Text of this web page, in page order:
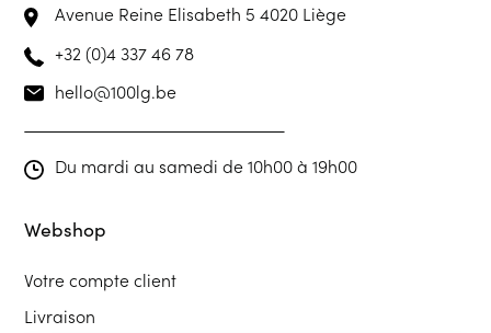
Avenue Reine Elisabeth 54020 Liège
+32 (0)4 337 46 78
hello@100lg.be
Du mardi au samedi de 10h00 à 19h00
Webshop
Votre compte client
Livraison